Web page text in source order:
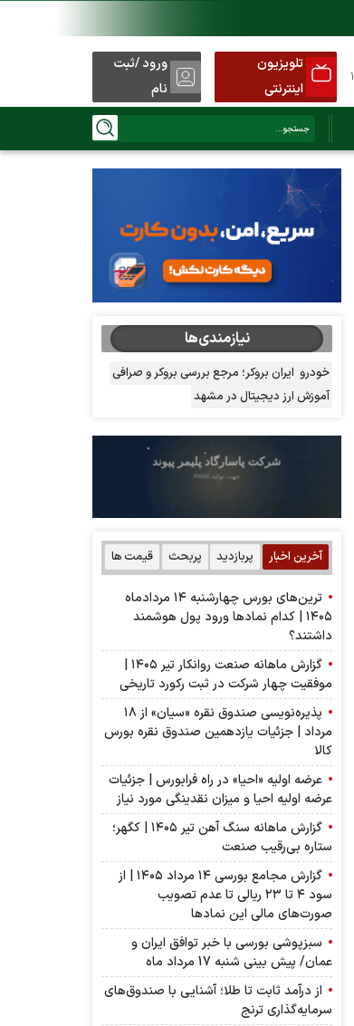
تلویزیون
اینترنتی
ورود /ثبت
نام
نیازمندی‌ها
خودرو ایران بروکر؛ مرجع بررسی بروکر و صرافی
آموزش ارز دیجیتال در مشهد
آخرین اخبار پربازدید پربحث قیمت ها
ترین‌های بورس چهارشنبه ۱۴ مردادماه
۱۴۰۵ | کدام نماد‌ها ورود پول هوشمند
داشتند؟
گزارش ماهانه صنعت روانکار تیر ۱۴۰۵ |
موفقیت چهار شرکت در ثبت رکورد تاریخی
پذیره‌نویسی صندوق نقره «سیان» از ۱۸
مرداد | جزئیات یازدهمین صندوق نقره بورس
کالا
عرضه اولیه «احیا» در راه فرابورس | جزئیات
عرضه اولیه احیا و میزان نقدینگی مورد نیاز
گزارش ماهانه سنگ آهن تیر ۱۴۰۵ | کگهر؛
ستاره بی‌رقیب صنعت
گزارش مجامع بورسی ۱۴ مرداد ۱۴۰۵ | از
سود ۴ تا ۲۳ ریالی تا عدم تصویب
صورت‌های مالی این نماد‌ها
سبزپوشی بورسی با خبر توافق ایران و
عمان/ پیش بینی شنبه 17 مرداد ماه
از درآمد ثابت تا طلا؛ آشنایی با صندوق‌های
سرمایه‌گذاری ترنج